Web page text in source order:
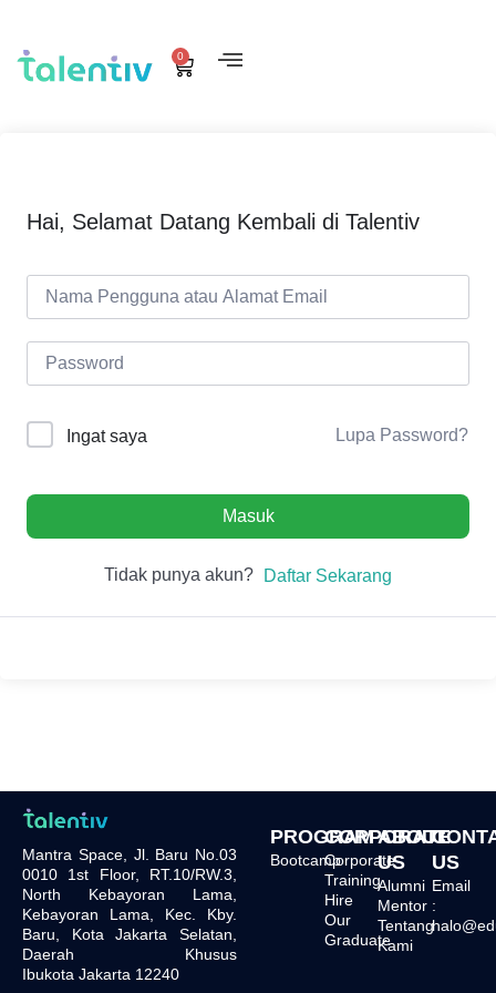
0
Hai, Selamat Datang Kembali di Talentiv
Ingat saya Lupa Password?
Masuk
Tidak punya akun? Daftar Sekarang
Mantra Space, Jl. Baru No.03
0010 1st Floor, RT.10/RW.3,
North Kebayoran Lama,
Kebayoran Lama, Kec. Kby.
Baru, Kota Jakarta Selatan,
Daerah Khusus
Ibukota Jakarta 12240
PROGRAM
Bootcamp
CORPORATE
Corporate
Training
Hire
Our
Graduate
ABOUT
US
Alumni
Mentor
Tentang
Kami
US
Email
: